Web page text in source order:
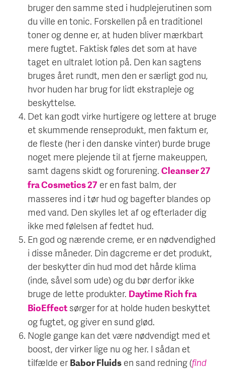
bruger den samme sted i hudplejerutinen som
du ville en tonic. Forskellen på en traditionel
toner og denne er, at huden bliver mærkbart
mere fugtet. Faktisk føles det som at have
taget en ultralet lotion på. Den kan sagtens
bruges året rundt, men den er særligt god nu,
hvor huden har brug for lidt ekstrapleje og
beskyttelse.
Det kan godt virke hurtigere og lettere at bruge
et skummende renseprodukt, men faktum er,
de fleste (her i den danske vinter) burde bruge
noget mere plejende til at fjerne makeuppen,
samt dagens skidt og forurening. Cleanser 27
fra Cosmetics 27 er en fast balm, der
masseres ind i tør hud og bagefter blandes op
med vand. Den skylles let af og efterlader dig
ikke med følelsen af fedtet hud.
En god og nærende creme, er en nødvendighed
i disse måneder. Din dagcreme er det produkt,
der beskytter din hud mod det hårde klima
(inde, såvel som ude) og du bør derfor ikke
bruge de lette produkter. Daytime Rich fra
BioEffect sørger for at holde huden beskyttet
og fugtet, og giver en sund glød.
Nogle gange kan det være nødvendigt med et
boost, der virker lige nu og her. I sådan et
tilfælde erBabor Fluids en sand redning (find